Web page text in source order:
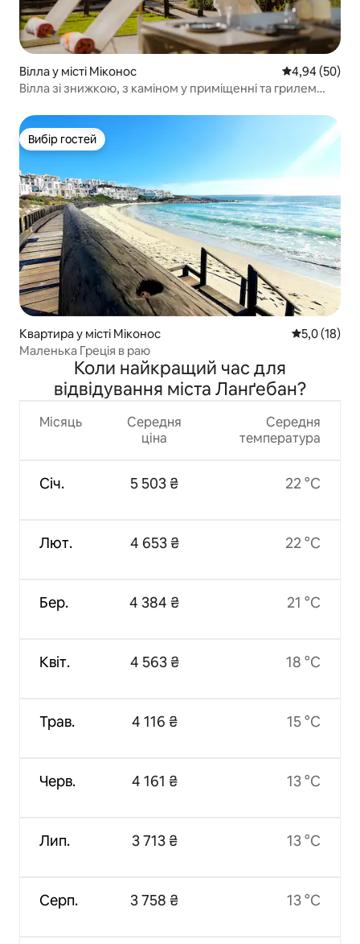
Вілла у місті Міконос Середня
4,94 (50)
Вілла зі знижкою, з каміном у приміщенні та грилем
Вибір гостей
Вибір гостей
Квартира у місті Міконос Середня
5,0 (18)
Маленька Греція в раю
Коли найкращий час для
відвідування міста Ланґебан?
Місяць
Січ.
Лют.
Бер.
Квіт.
Трав.
Черв.
Лип.
Серп.
Середня
ціна
5 503 ₴
4 653 ₴
4 384 ₴
4 563 ₴
4 116 ₴
4 161 ₴
3 713 ₴
3 758 ₴
Середня
температура
22 °C
22 °C
21 °C
18 °C
15 °C
13 °C
13 °C
13 °C